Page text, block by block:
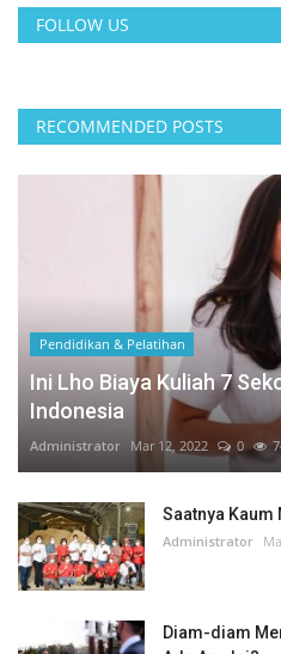
FOLLOW US
RECOMMENDED POSTS
Pendidikan & Pelatihan
Ini Lho Biaya Kuliah 7
Indonesia
Administrator Mar 12, 2022 0
Saatnya
Administrator
Diam-diam